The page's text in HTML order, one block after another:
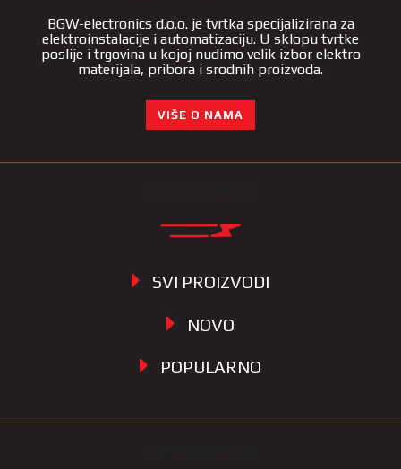
BGW-electronics d.o.o. je tvrtka specijalizirana za
elektroinstalacije i automatizaciju. U sklopu tvrtke
poslije i trgovina u kojoj nudimo velik izbor elektro
materijala, pribora i srodnih proizvoda.
VIŠE O NAMA
SVI PROIZVODI
NOVO
POPULARNO